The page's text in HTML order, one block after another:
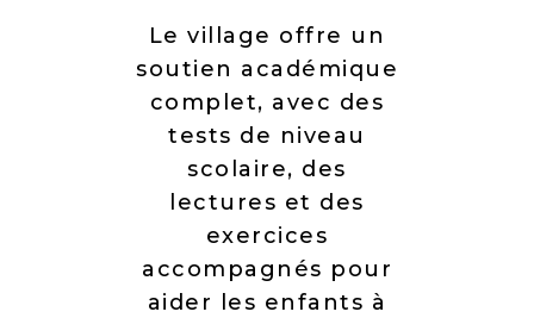
Le village offre un
soutien académique
complet, avec des
tests de niveau
scolaire, des
lectures et des
exercices
accompagnés pour
aider les enfants à